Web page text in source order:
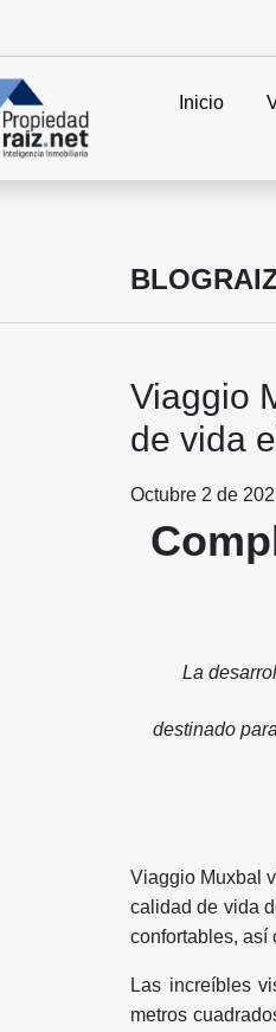
Inicio
Viaggio
de vida
Octubre 2 de
La
destinado
Viaggio Muxbal
calidad de vida
confortables, así
Las increíbles
metros